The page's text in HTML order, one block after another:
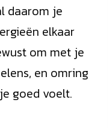
daarom je
elkaar
om met je
en omring
goed voelt.